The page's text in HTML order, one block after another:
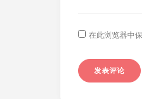
在此浏览器中